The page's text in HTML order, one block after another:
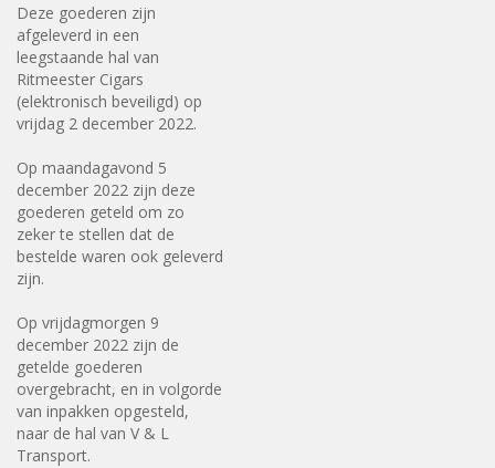
Deze goederen zijn
afgeleverd in een
leegstaande hal van
Ritmeester Cigars
(elektronisch beveiligd) op
vrijdag 2 december 2022.
Op maandagavond 5
december 2022 zijn deze
goederen geteld om zo
zeker te stellen dat de
bestelde waren ook geleverd
zijn.
Op vrijdagmorgen 9
december 2022 zijn de
getelde goederen
overgebracht, en in volgorde
van inpakken opgesteld,
naar de hal van V & L
Transport.